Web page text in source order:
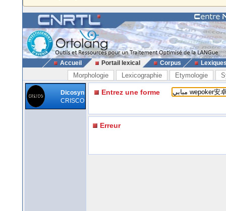
Accueil Portail lexical Corpus
Morphologie Lexicographie Etymologie
Dicosyn
CRISCO
Entrez une forme
Erreur